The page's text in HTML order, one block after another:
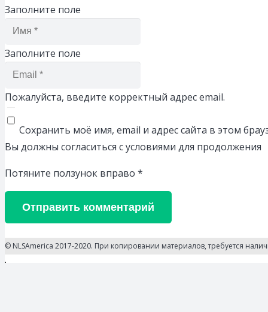
Заполните поле
Заполните поле
Пожалуйста, введите корректный адрес email.
Сохранить моё имя, email и адрес сайта в этом
Вы должны согласиться с условиями для продолжения
Потяните ползунок вправо *
Отправить комментарий
© NLSAmerica 2017-2020. При копировании материалов, требуется